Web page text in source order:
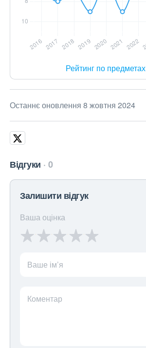
Рейтинг по предметах
Останнє оновлення 8 жовтня 2024
Відгуки 0
Залишити відгук
Ваша оцінка
Ваше ім’я
Коментар